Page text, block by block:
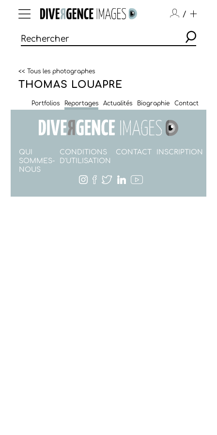
/
<< Tous les photographes
THOMAS LOUAPRE
Portfolios Reportages Actualités Biographie Contact
QUI
SOMMES-
NOUS
CONDITIONS
D'UTILISATION
CONTACT INSCRIPTION